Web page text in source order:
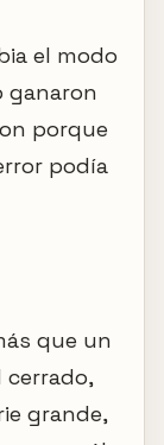
el modo
ganaron
porque
podía
que un
cerrado,
grande,